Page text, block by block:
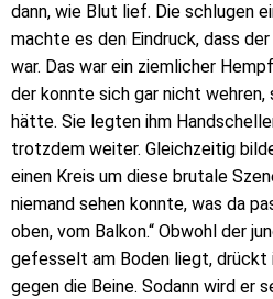
dann, wie Blut lief. Die schlugen
machte es den Eindruck, dass
war. Das war ein ziemlicher
der konnte sich gar nicht
hätte. Sie legten ihm
trotzdem weiter. Gleichzeitig
einen Kreis um diese brutale
niemand sehen konnte, was da
oben, vom Balkon.“ Obwohl der
gefesselt am Boden liegt, drückt
gegen die Beine. Sodann wird er